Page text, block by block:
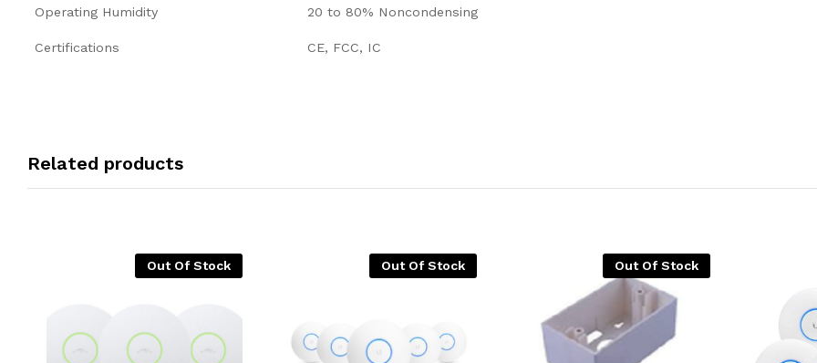
Operating Humidity 20 to 80% Noncondensing
Certifications CE, FCC, IC
Related products
Out Of Stock Out Of Stock Out Of Stock